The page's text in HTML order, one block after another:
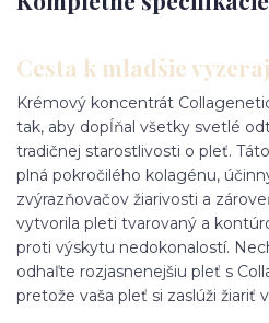
Cesta k mladšie
Krémový koncentrát
tak, aby dopĺňal všetky svetlé
tradičnej starostlivosti o pleť.
plná pokročilého kolagénu,
zvýrazňovačov žiarivosti a
vytvorila pleti tvarovaný a
proti výskytu nedokonalostí.
odhaľte rozjasnenejšiu pleť s
pretože vaša pleť si zaslúži žiariť